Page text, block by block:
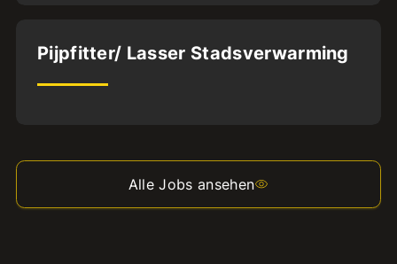
Utrecht
Pijpfitter/ Lasser Stadsverwarming
Alle Jobs ansehen